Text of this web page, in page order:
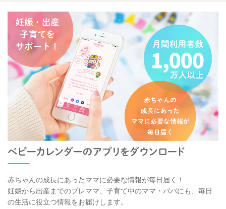
赤ちゃんの成長にあったママに必要な情報が毎日届く！
妊娠から出産までのプレママ、子育て中のママ・パパにも、毎日
の生活に役立つ情報をお届けします。